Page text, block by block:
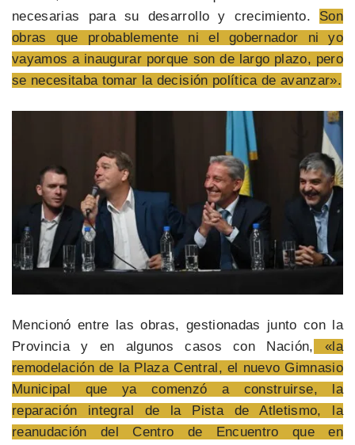
necesarias para su desarrollo y crecimiento. Son
obras que probablemente ni el gobernador ni yo
vayamos a inaugurar porque son de largo plazo, pero
se necesitaba tomar la decisión política de avanzar».
Mencionó entre las obras, gestionadas junto con la
Provincia y en algunos casos con Nación, «la
remodelación de la Plaza Central, el nuevo Gimnasio
Municipal que ya comenzó a construirse, la
reparación integral de la Pista de Atletismo, la
reanudación del Centro de Encuentro que en